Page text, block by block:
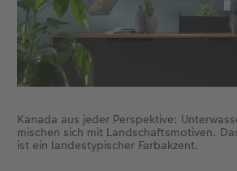
Kanada aus jeder Perspektive:
mischen sich mit Landschaftsmotiven.
ist ein landestypischer Farbakzent.